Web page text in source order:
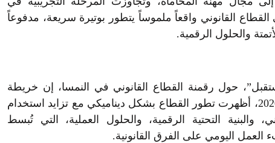
القانوني واقعاً ملموساً يتطور بوتيرة سريعة، مدفوعاً
والحلول الرقمية.
حول رقمنة القطاع القانوني في النمسا، إن خريطة
التكنولوجيا القانونية للعام الحالي 2026، أظهرت تطور القطاع بشكل ديناميكي مع تزايد استخدام
والبنية التحتية الرقمية، والحلول العملية، التي تُبسط
العمل اليومي على الفرق القانونية.